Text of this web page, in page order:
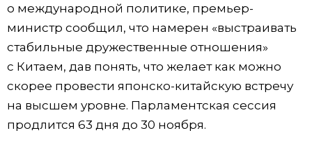
о международной политике, премьер-
министр сообщил, что намерен «выстраивать
стабильные дружественные отношения»
с Китаем, дав понять, что желает как можно
скорее провести японско-китайскую встречу
на высшем уровне. Парламентская сессия
продлится 63 дня до 30 ноября.